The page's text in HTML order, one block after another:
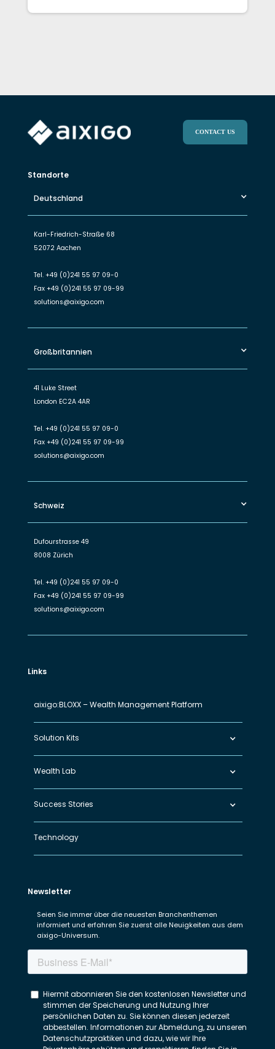
CONTACT US
Standorte
Deutschland
Karl-Friedrich-Straße 68
52072 Aachen
Tel. +49 (0)241 55 97 09-0
Fax +49 (0)241 55 97 09-99
solutions@aixigo.com
Großbritannien
41 Luke Street
London EC2A 4AR
Tel. +49 (0)241 55 97 09-0
Fax +49 (0)241 55 97 09-99
solutions@aixigo.com
Schweiz
Dufourstrasse 49
8008 Zürich
Tel. +49 (0)241 55 97 09-0
Fax +49 (0)241 55 97 09-99
solutions@aixigo.com
Links
aixigo:BLOXX – Wealth Management Platform
Solution Kits
Wealth Lab
Success Stories
Technology
Newsletter
Seien Sie immer über die neuesten Branchenthemen
informiert und erfahren Sie zuerst alle Neuigkeiten aus dem
aixigo-Universum.